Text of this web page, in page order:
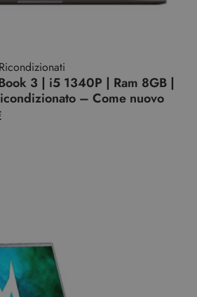
3 | i5 1340P | Ram 8GB |
– Come nuovo